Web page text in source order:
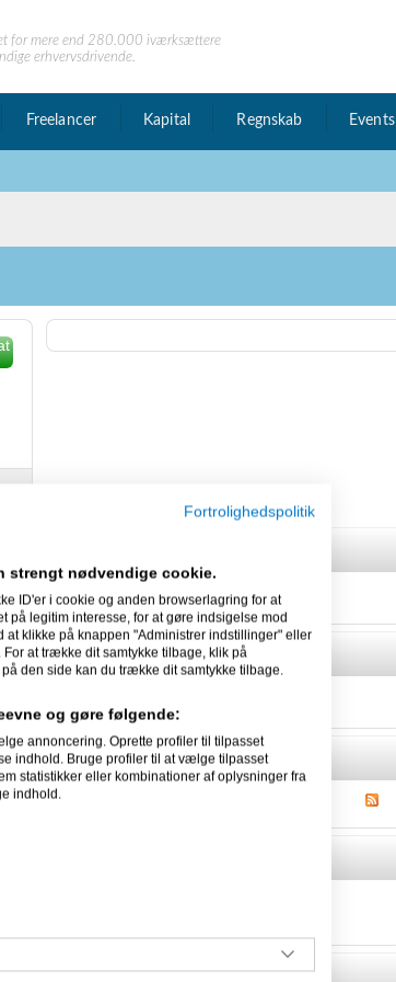
for mere end 280.000 iværksættere
erhvervsdrivende.
Freelancer Kapital Regnskab Events
om sig selv.
facts om sig selv.
Gæstebog
Fortrolighedspolitik
strengt nødvendige cookie.
ID'er i cookie og anden browserlagring for at
legitim interesse, for at gøre indsigelse mod
klikke på knappen "Administrer indstillinger" eller
at trække dit samtykke tilbage, klik på
den side kan du trække dit samtykke tilbage.
og gøre følgende:
annoncering. Oprette profiler til tilpasset
indhold. Bruge profiler til at vælge tilpasset
statistikker eller kombinationer af oplysninger fra
indhold.